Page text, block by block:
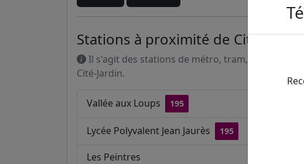
Stations à proximité de Cité-Jardin
Il s'agit des stations de métro, tram, RER et
Cité-Jardin.
Vallée aux Loups 195
Lycée Polyvalent Jean Jaurès 195
Les Peintres